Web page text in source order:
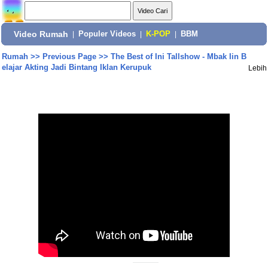
Video Rumah Populer Videos K-POP BBM
Rumah>> Previous Page>> The Best of Ini Tallshow - Mbak Iin B
elajar Akting Jadi Bintang Iklan Kerupuk
Lebih